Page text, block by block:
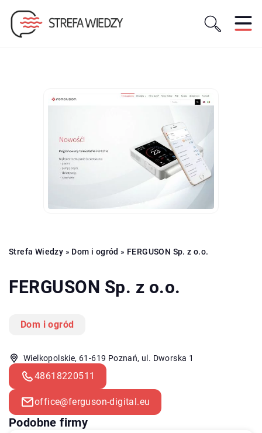
Strefa Wiedzy » Dom i ogród » FERGUSON Sp. z o.o.
FERGUSON Sp. z o.o.
Dom i ogród
Wielkopolskie, 61-619 Poznań, ul. Dworska 1
48618220511
office@ferguson-digital.eu
Podobne firmy